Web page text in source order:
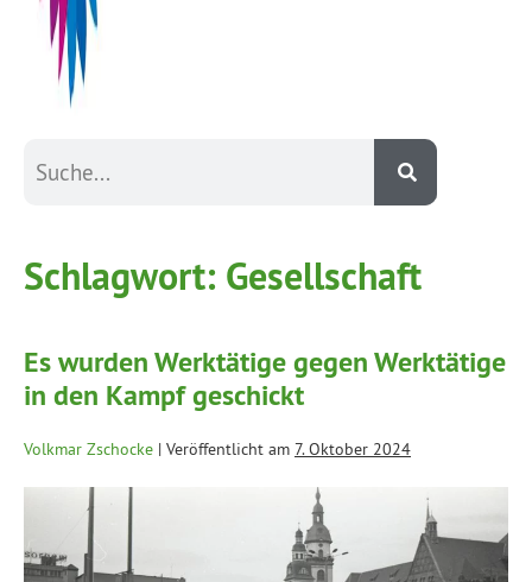
Schlagwort: Gesellschaft
Es wurden Werktätige gegen Werktätige
in den Kampf geschickt
Volkmar Zschocke | Veröffentlicht am 7. Oktober 2024